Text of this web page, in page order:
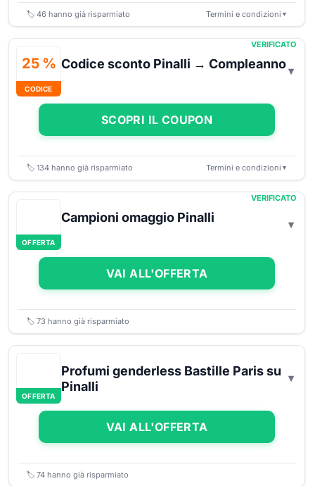
🏷️ 46 hanno già risparmiato Termini e condizioni ▼
25 %
CODICE
VERIFICATO
Codice sconto Pinalli → Compleanno
SCOPRI IL COUPON
🏷️ 134 hanno già risparmiato Termini e condizioni ▼
OFFERTA
VERIFICATO
Campioni omaggio Pinalli
VAI ALL'OFFERTA
🏷️ 73 hanno già risparmiato
OFFERTA
Profumi genderless Bastille Paris su
Pinalli
VAI ALL'OFFERTA
🏷️ 74 hanno già risparmiato